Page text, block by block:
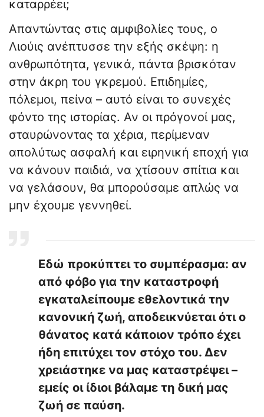
καταρρέει;
Απαντώντας στις αμφιβολίες τους, ο
Λιούις ανέπτυσσε την εξής σκέψη: η
ανθρωπότητα, γενικά, πάντα βρισκόταν
στην άκρη του γκρεμού. Επιδημίες,
πόλεμοι, πείνα – αυτό είναι το συνεχές
φόντο της ιστορίας. Αν οι πρόγονοί μας,
σταυρώνοντας τα χέρια, περίμεναν
απολύτως ασφαλή και ειρηνική εποχή για
να κάνουν παιδιά, να χτίσουν σπίτια και
να γελάσουν, θα μπορούσαμε απλώς να
μην έχουμε γεννηθεί.
Εδώ προκύπτει το συμπέρασμα: αν
από φόβο για την καταστροφή
εγκαταλείπουμε εθελοντικά την
κανονική ζωή, αποδεικνύεται ότι ο
θάνατος κατά κάποιον τρόπο έχει
ήδη επιτύχει τον στόχο του. Δεν
χρειάστηκε να μας καταστρέψει –
εμείς οι ίδιοι βάλαμε τη δική μας
ζωή σε παύση.